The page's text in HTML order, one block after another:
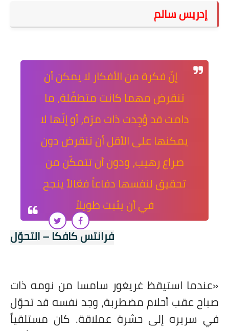
إدريس سالم
إنّ فكرة من الأفكار لا يمكن أن
تنقرض مهما كانت متطفّلة، ما
دامت قد وُجِدت ذات مرّة، أو إنّها لا
يمكنها على الأقل أن تنقرض دون
صراع رهيب، ودون أن تتمكّن من
تحقيق لنفسها دفاعاً فعّالاً ينجح
في أن يثبت طويلاً
فرانتس كافكا – التحوّل
«عندما استيقظ غريغور سامسا من نومه ذات
صباح عقب أحلام مضطربة، وجد نفسه قد تحوّل
في سريره إلى حشرة عملاقة. كان مستلقياً